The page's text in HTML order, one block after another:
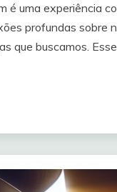
é uma experiência
profundas sobre
que buscamos.